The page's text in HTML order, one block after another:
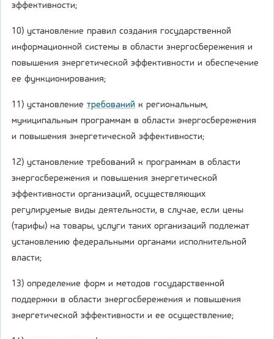
эффективности;
10) установление правил создания государственной
информационной системы в области энергосбережения и
повышения энергетической эффективности и обеспечение
ее функционирования;
11) установление требований к региональным,
муниципальным программам в области энергосбережения
и повышения энергетической эффективности;
12) установление требований к программам в области
энергосбережения и повышения энергетической
эффективности организаций, осуществляющих
регулируемые виды деятельности, в случае, если цены
(тарифы) на товары, услуги таких организаций подлежат
установлению федеральными органами исполнительной
власти;
13) определение форм и методов государственной
поддержки в области энергосбережения и повышения
энергетической эффективности и ее осуществление;